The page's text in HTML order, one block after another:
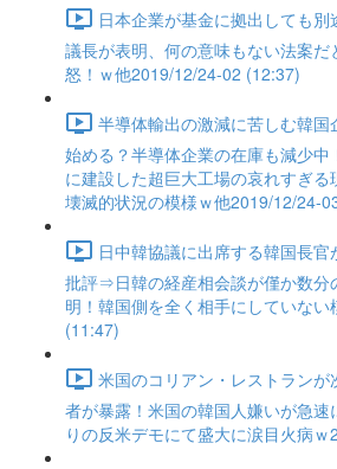
日本企業が基金に拠出しても
議長が表明、何の意味もない法案
怒！ｗ他2019/12/24-02 (12:37)
半導体輸出の激減に苦しむ韓国
始める？半導体企業の在庫も減少
に建設した超巨大工場の哀れすぎ
壊滅的状況の模様ｗ他2019/12/24-
日中韓協議に出席する韓国長
批評⇒日韓の経産相会談が僅か数分
明！韓国側を全く相手にしていな
(11:47)
米国のコリアン・レストラン
者が暴露！米国の韓国人嫌いが急
りの反米デモにて盛大に涙目火病